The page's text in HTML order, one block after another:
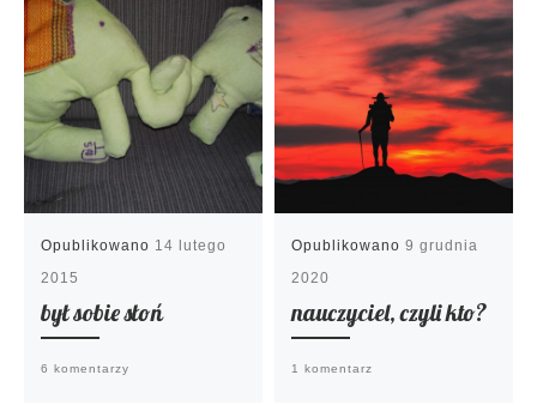
Opublikowano 14 lutego
2015
był sobie słoń
6 komentarzy
Opublikowano9 grudnia
2020
nauczyciel, czyli kto?
1 komentarz